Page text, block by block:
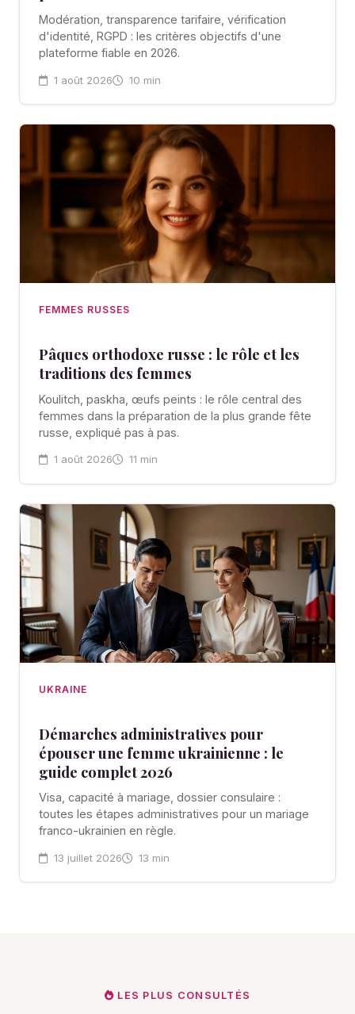
Modération, transparence tarifaire, vérification
d'identité, RGPD : les critères objectifs d'une
plateforme fiable en 2026.
1 août 2026 10 min
FEMMES RUSSES
Pâques orthodoxe russe : le rôle et les
traditions des femmes
Koulitch, paskha, œufs peints : le rôle central des
femmes dans la préparation de la plus grande fête
russe, expliqué pas à pas.
1 août 2026 11 min
UKRAINE
Démarches administratives pour
épouser une femme ukrainienne : le
guide complet 2026
Visa, capacité à mariage, dossier consulaire :
toutes les étapes administratives pour un mariage
franco-ukrainien en règle.
13 juillet 2026 13 min
LES PLUS CONSULTÉS